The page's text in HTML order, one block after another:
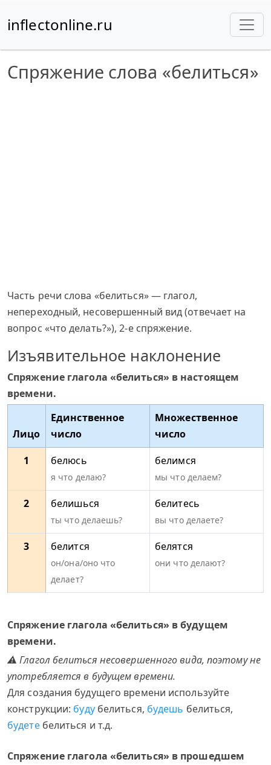
inflectonline.ru
Спряжение слова «белиться»
Часть речи слова «белиться» — глагол,
непереходный, несовершенный вид (отвечает на
вопрос «что делать?»), 2-е спряжение.
Изъявительное наклонение
Спряжение глагола «белиться» в настоящем
времени.
Лицо
Единственное
число
Множественное
число
1
белюсь
я что делаю?
белимся
мы что делаем?
2 белишься
ты что делаешь?
белитесь
вы что делаете?
3 белится
он/она/оно что
делает?
белятся
они что делают?
Спряжение глагола «белиться» в будущем
времени.
⚠ Глагол белиться несовершенного вида, поэтому не
употребляется в будущем времени.
Для создания будущего времени используйте
конструкции: будубелиться, будешь белиться,
будетебелиться и т.д.
Спряжение глагола «белиться» в прошедшем